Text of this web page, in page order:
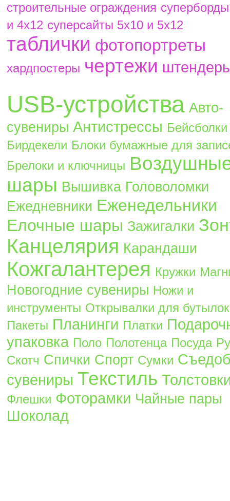
строительные ограждения
и 4х12 суперсайты 5х10 и 5х12
таблички фотопортреты
хардпостеры чертежи
USB-устройства Авто-
сувениры Антистрессы Бейсболки
Бирдекели Блоки бумажные для
Брелоки и ключницы
шары Вышивка Головоломки
Ежедневники Еженедельники
Елочные шары Зажигалки
Канцелярия Карандаши
Кожгалантерея Кружки
Новогодние сувениры Ножи и
инструменты Открывалки для бутылок
Пакеты Планинги Платки
упаковка Поло Полотенца Посуда
Скотч Спички Спорт Сумки
сувениры Текстиль
Флешки Фоторамки Чайные пары
Шоколад